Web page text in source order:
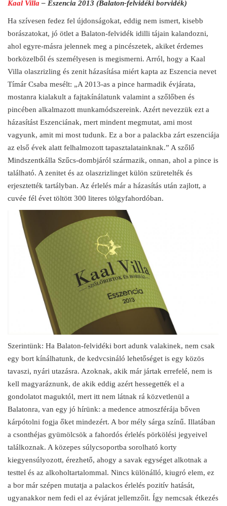
Kaal Villa – Eszencia 2013 (Balaton-felvidéki borvidék)
Ha szívesen fedez fel újdonságokat, eddig nem ismert, kisebb
borászatokat, jó ötlet a Balaton-felvidék idilli tájain kalandozni,
ahol egyre-másra jelennek meg a pincészetek, akiket érdemes
borközelből és személyesen is megismerni. Arról, hogy a Kaal
Villa olaszrizling és zenit házasítása miért kapta az Eszencia nevet
Tímár Csaba mesélt: „A 2013-as a pince harmadik évjárata,
mostanra kialakult a fajtakínálatunk valamint a szőlőben és
pincében alkalmazott munkamódszereink. Azért nevezzük ezt a
házasítást Eszenciának, mert mindent megmutat, ami most
vagyunk, amit mi most tudunk. Ez a bor a palackba zárt eszenciája
az első évek alatt felhalmozott tapasztalatainknak.” A szőlő
Mindszentkálla Szűcs-dombjáról származik, onnan, ahol a pince is
található. A zenitet és az olaszrizlinget külön szüretelték és
erjesztették tartályban. Az érlelés már a házasítás után zajlott, a
cuvée fél évet töltött 300 literes tölgyfahordóban.
Szerintünk: Ha Balaton-felvidéki bort adunk valakinek, nem csak
egy bort kínálhatunk, de kedvcsináló lehetőséget is egy közös
tavaszi, nyári utazásra. Azoknak, akik már jártak errefelé, nem is
kell magyaráznunk, de akik eddig azért hessegették el a
gondolatot maguktól, mert itt nem látnak rá közvetlenül a
Balatonra, van egy jó hírünk: a medence atmoszférája bőven
kárpótolni fogja őket mindezért. A bor mély sárga színű. Illatában
a csonthéjas gyümölcsök a fahordós érlelés pörkölési jegyeivel
találkoznak. A közepes súlycsoportba sorolható korty
kiegyensúlyozott, érezhető, ahogy a savak egységet alkotnak a
testtel és az alkoholtartalommal. Nincs különálló, kiugró elem, ez
a bor már szépen mutatja a palackos érlelés pozitív hatását,
ugyanakkor nem fedi el az évjárat jellemzőit. Így nemcsak étkezés